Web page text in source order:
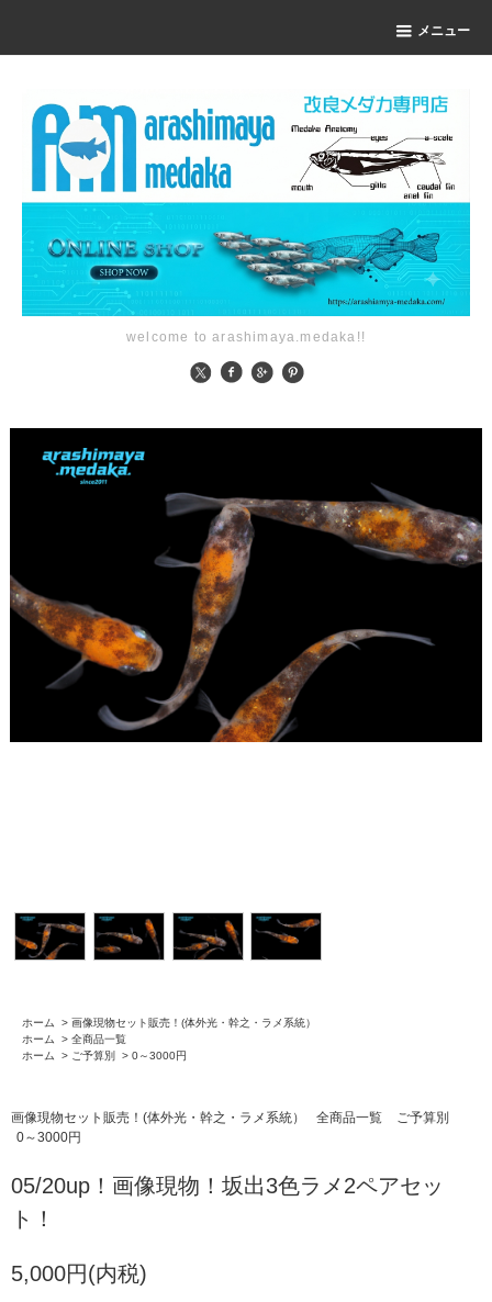
メニュー
welcome to arashimaya.medaka!!
ホーム > 画像現物セット販売！(体外光・幹之・ラメ系統）
ホーム
> 全商品一覧
ホーム
> ご予算別 > 0～3000円
画像現物セット販売！(体外光・幹之・ラメ系統） 全商品一覧
ご予算別
0～3000円
05/20up！画像現物！坂出3色ラメ2ペアセッ
ト！
5,000円(内税)